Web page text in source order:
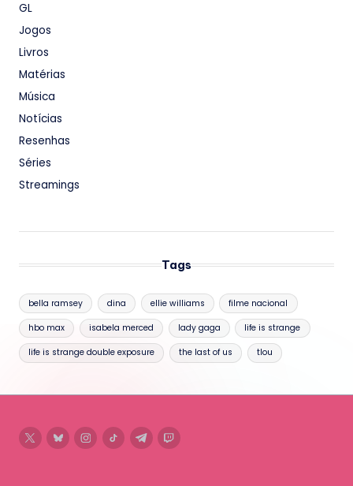
GL
Jogos
Livros
Matérias
Música
Notícias
Resenhas
Séries
Streamings
Tags
bella ramsey dina ellie williams filme nacional
hbo max isabela merced lady gaga life is strange
life is strange double exposure the last of us tlou
twitterblueskyinstagram
tiktoktelegram
twitch